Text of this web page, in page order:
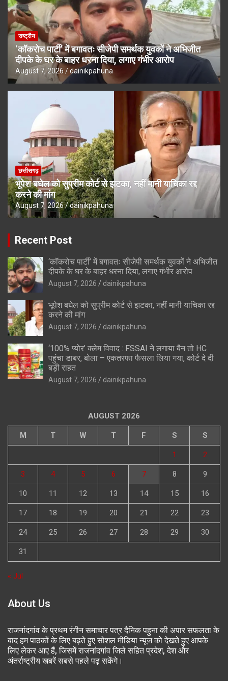
राष्ट्रीय
‘कॉकरोच पार्टी’ में बगावतः सीजेपी समर्थक युवकों ने अभिजीत
दीपके के घर के बाहर धरना दिया, लगाए गंभीर आरोप
August 7, 2026 dainikpahuna
छत्तीसगढ़
भूपेश बघेल को सुप्रीम कोर्ट से झटका, नहीं मानी याचिका रद्द
करने की मांग
August 7, 2026 dainikpahuna
Recent Post
‘कॉकरोच पार्टी’ में बगावतः सीजेपी समर्थक युवकों ने अभिजीत
दीपके के घर के बाहर धरना दिया, लगाए गंभीर आरोप
August 7, 2026 dainikpahuna
भूपेश बघेल को सुप्रीम कोर्ट से झटका, नहीं मानी याचिका रद्द
करने की मांग
August 7, 2026 dainikpahuna
‘100% प्योर’ क्लेम विवाद : FSSAI ने लगाया बैन तो HC
पहुंचा डाबर, बोला – एकतरफा फैसला लिया गया, कोर्ट दे दी
बड़ी राहत
August 7, 2026 dainikpahuna
AUGUST 2026
M T W T F S S
1 2
3 4 5 6 7 8 9
10 11 12 13 14 15 16
17 18 19 20 21 22 23
24 25 26 27 28 29 30
31
« Jul
About Us
राजनांदगांव के प्रथम रंगीन समाचार पत्र दैनिक पहुना की अपार सफलता के
बाद हम पाठकों के लिए बढ़ते हुए सोशल मीडिया न्यूज को देखते हुए आपके
लिए लेकर आए हैं, जिसमें राजनांदगांव जिले सहित प्रदेश, देश और
अंतर्राष्ट्रीय खबरें सबसे पहले पढ़ सकेंगे।